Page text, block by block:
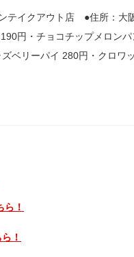
ンテイクアウト店 ●住所：
円・チョコチップメロン
ベリーパイ 280円・クロワ
ら！
！